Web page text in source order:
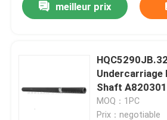
meilleur prix
Undercarriage
Shaft
MOQ：1PC
Prix：negotiable